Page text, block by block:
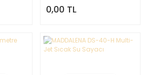
0,00 TL